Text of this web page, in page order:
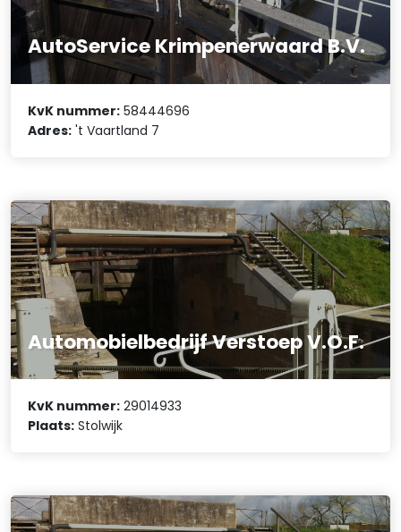
AutoService Krimpenerwaard B.V.
KvK nummer: 58444696
Adres: 't Vaartland 7
Automobielbedrijf Verstoep V.O.F.
KvK nummer: 29014933
Plaats: Stolwijk